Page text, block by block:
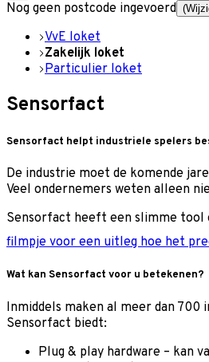
Nog geen postcode ingevoerd
VvE loket
Zakelijk loket
Particulier loket
Sensorfact
Sensorfact helpt industriele spelers
De industrie moet de komende
Veel ondernemers weten alleen
Sensorfact heeft een slimme tool
filmpje voor een uitleg hoe het
Wat kan Sensorfact voor u betekenen?
Inmiddels maken al meer dan
Sensorfact biedt:
Plug & play hardware – kan